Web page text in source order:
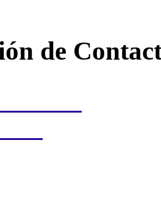
de
0050